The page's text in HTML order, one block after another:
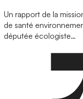
Un rapport de la
de santé
députée écologiste…